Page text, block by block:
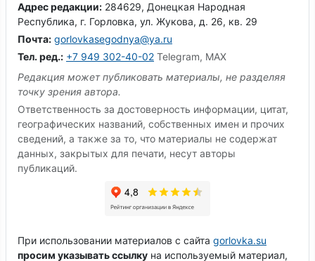
Адрес редакции: 284629, Донецкая Народная
Республика, г. Горловка, ул. Жукова, д. 26, кв. 29
Почта: gorlovkasegodnya@ya.ru
Тел. ред.: +7 949 302-40-02 Telegram, MAX
Редакция может публиковать материалы, не разделяя
точку зрения автора.
Ответственность за достоверность информации, цитат,
географических названий, собственных имен и прочих
сведений, а также за то, что материалы не содержат
данных, закрытых для печати, несут авторы
публикаций.
При использовании материалов с сайта gorlovka.su
просим указывать ссылку на используемый материал,